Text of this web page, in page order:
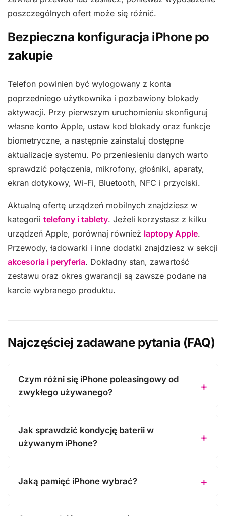
poszczególnych ofert może się różnić.
Bezpieczna konfiguracja iPhone po
zakupie
Telefon powinien być wylogowany z konta
poprzedniego użytkownika i pozbawiony blokady
aktywacji. Przy pierwszym uruchomieniu skonfiguruj
własne konto Apple, ustaw kod blokady oraz funkcje
biometryczne, a następnie zainstaluj dostępne
aktualizacje systemu. Po przeniesieniu danych warto
sprawdzić połączenia, mikrofony, głośniki, aparaty,
ekran dotykowy, Wi-Fi, Bluetooth, NFC i przyciski.
Aktualną ofertę urządzeń mobilnych znajdziesz w
kategorii telefony i tablety. Jeżeli korzystasz z kilku
urządzeń Apple, porównaj również laptopy Apple.
Przewody, ładowarki i inne dodatki znajdziesz w sekcji
akcesoria i peryferia. Dokładny stan, zawartość
zestawu oraz okres gwarancji są zawsze podane na
karcie wybranego produktu.
Najczęściej zadawane pytania (FAQ)
Czym różni się iPhone poleasingowy od
zwykłego używanego?
Jak sprawdzić kondycję baterii w
używanym iPhone?
Jaką pamięć iPhone wybrać?